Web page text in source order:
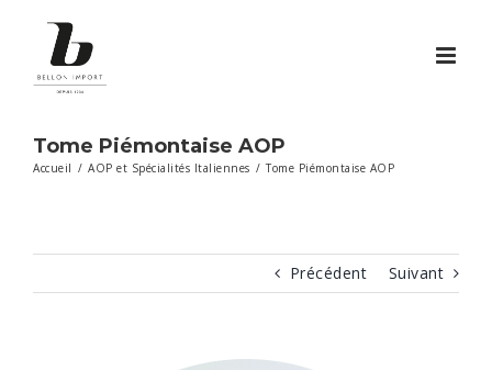
contenu
Tome Piémontaise AOP
Accueil / AOP et Spécialités Italiennes / Tome Piémontaise AOP
Précédent Suivant